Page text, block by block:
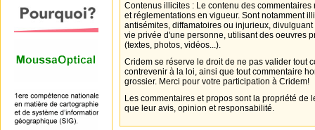
Contenus illicites : Le contenu des
et réglementations en vigueur. Sont notamment
antisémites, diffamatoires ou injurieux,
vie privée d'une personne, utilisant des oeuvres
(textes, photos, vidéos...).
Cridem se réserve le droit de ne pas valider tout
contrevenir à la loi, ainsi que tout commentaire
grossier. Merci pour votre participation à Cridem!
Les commentaires et propos sont la propriété de
que leur avis, opinion et responsabilité.